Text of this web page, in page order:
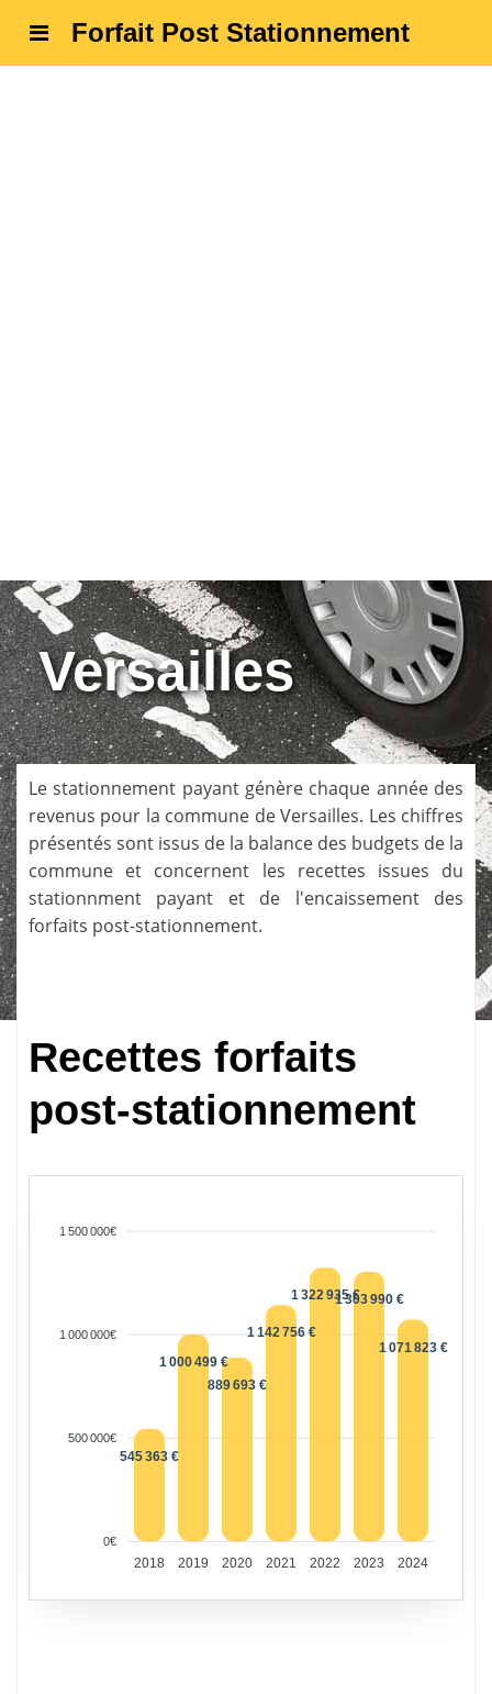
Forfait Post Stationnement
Versailles
Le stationnement payant génère chaque année des
revenus pour la commune deVersailles. Les chiffres
présentés sont issus de la balance des budgets de la
commune et concernent les recettes issues du
stationnment payant et de l'encaissement des
forfaits post-stationnement.
Recettes forfaits
post-stationnement
1 500 000€
1 000 000€
500 000€
0€
545 363 €
1 000 499 €
889 693 €
1 142 756 €
1 322 935 €1 303 990 €
1 071 823 €
2018 2019 2020 2021 2022 2023 2024